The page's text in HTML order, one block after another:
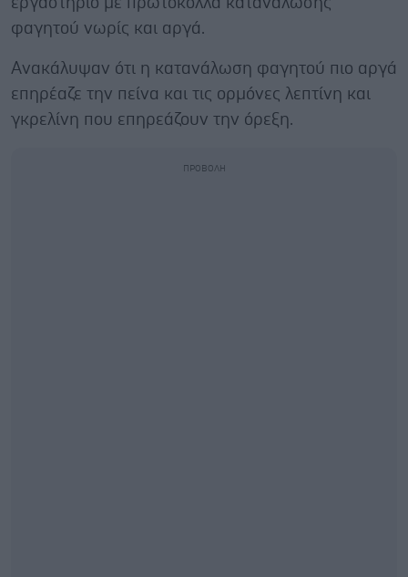
φαγητού νωρίς και αργά.
Ανακάλυψαν ότι η κατανάλωση φαγητού πιο αργά
επηρέαζε την πείνα και τις ορμόνες λεπτίνη και
γκρελίνη που επηρεάζουν την όρεξη.